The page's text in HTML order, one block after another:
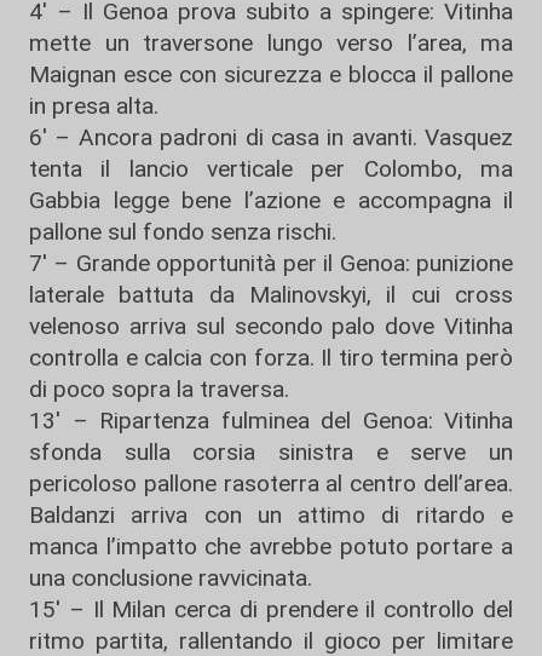
4' – Il Genoa prova subito a spingere: Vitinha
mette un traversone lungo verso l’area, ma
Maignan esce con sicurezza e blocca il pallone
in presa alta.
6' – Ancora padroni di casa in avanti. Vasquez
tenta il lancio verticale per Colombo, ma
Gabbia legge bene l’azione e accompagna il
pallone sul fondo senza rischi.
7' – Grande opportunità per il Genoa: punizione
laterale battuta da Malinovskyi, il cui cross
velenoso arriva sul secondo palo dove Vitinha
controlla e calcia con forza. Il tiro termina però
di poco sopra la traversa.
13' – Ripartenza fulminea del Genoa: Vitinha
sfonda sulla corsia sinistra e serve un
pericoloso pallone rasoterra al centro dell’area.
Baldanzi arriva con un attimo di ritardo e
manca l’impatto che avrebbe potuto portare a
una conclusione ravvicinata.
15' – Il Milan cerca di prendere il controllo del
ritmo partita, rallentando il gioco per limitare